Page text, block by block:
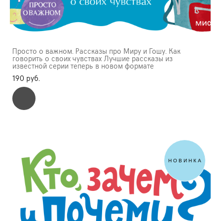
Просто о важном. Рассказы про Миру и Гошу. Как
говорить о своих чувствах Лучшие рассказы из
известной серии теперь в новом формате
190 pуб.
НОВИНКА